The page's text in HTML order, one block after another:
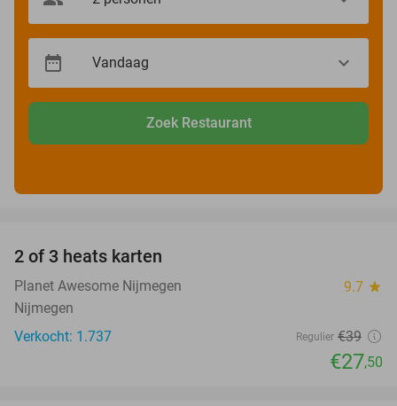
Zoek Restaurant
2 of 3 heats karten
Planet Awesome Nijmegen 9.7 star
Nijmegen
Verkocht: 1.737
Regulier €39
€27,50